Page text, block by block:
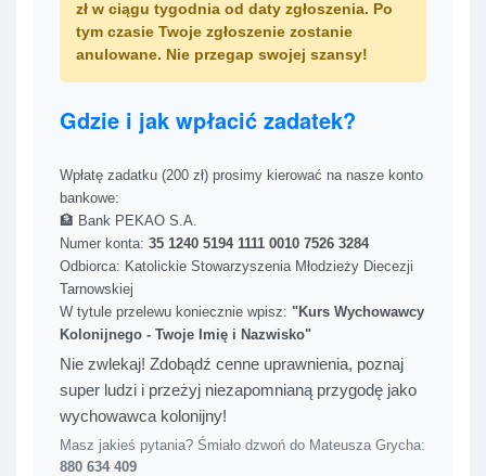
zł w ciągu tygodnia od daty zgłoszenia. Po
tym czasie Twoje zgłoszenie zostanie
anulowane. Nie przegap swojej szansy!
Gdzie i jak wpłacić zadatek?
Wpłatę zadatku (200 zł) prosimy kierować na nasze konto
bankowe:
🏦 Bank PEKAO S.A.
Numer konta: 35 1240 5194 1111 0010 7526 3284
Odbiorca: Katolickie Stowarzyszenia Młodzieży Diecezji
Tarnowskiej
W tytule przelewu koniecznie wpisz: "Kurs Wychowawcy
Kolonijnego - Twoje Imię i Nazwisko"
Nie zwlekaj! Zdobądź cenne uprawnienia, poznaj
super ludzi i przeżyj niezapomnianą przygodę jako
wychowawca kolonijny!
Masz jakieś pytania? Śmiało dzwoń do Mateusza Grycha:
880 634 409